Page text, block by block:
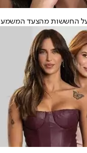
החששות מהצעד